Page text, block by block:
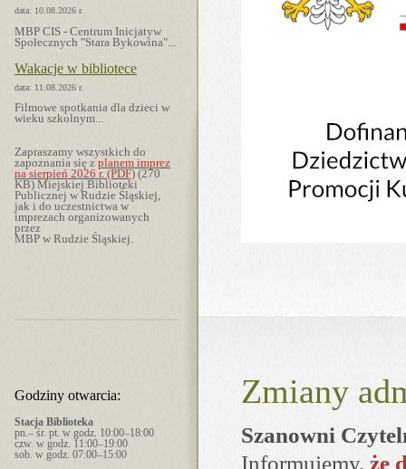
data: 10.08.2026 r.
MBP CIS - Centrum Inicjatyw
Społecznych "Stara Bykowina"...
Wakacje w bibliotece
data: 11.08.2026 r.
Filmowe spotkania dla dzieci w
wieku szkolnym...
Zapraszamy wszystkich do
zapoznania się z planem imprez
na sierpień 2026 r. (PDF) (270
KB) Miejskiej Biblioteki
Publicznej w Rudzie Śląskiej,
jak i do u­cze­stni­ctwa w
imprezach or­ga­ni­zo­wa­nych
przez
MBP w Rudzie Śląskiej.
Godziny otwarcia:
Stacja Biblioteka
pn.– śr. pt. w godz. 10:00–18:00
czw. w godz. 11:00–19:00
sob. w godz. 07:00–15:00
Zmiany
Szanowni
Informujemy, że